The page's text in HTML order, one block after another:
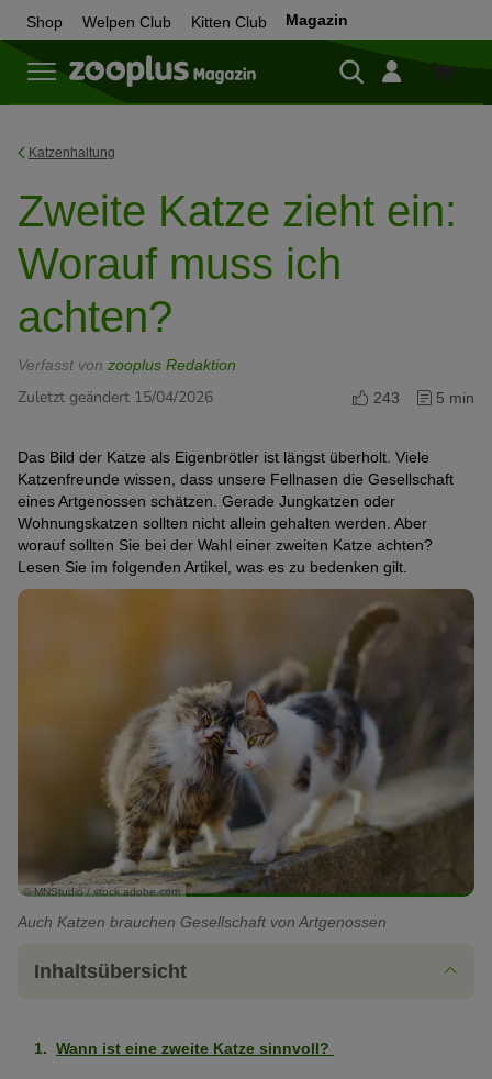
Shop Welpen Club Kitten Club Magazin
Zum
Katzenhaltung
Zweite Katze zieht ein:
Worauf muss ich
achten?
Verfasst von zooplus Redaktion
Zuletzt geändert 15/04/2026 243 5 min
Das Bild der Katze als Eigenbrötler ist längst überholt. Viele
Katzenfreunde wissen, dass unsere Fellnasen die Gesellschaft
eines Artgenossen schätzen. Gerade Jungkatzen oder
Wohnungskatzen sollten nicht allein gehalten werden. Aber
worauf sollten Sie bei der Wahl einer zweiten Katze achten?
Lesen Sie im folgenden Artikel, was es zu bedenken gilt.
© MNStudio / stock.adobe.com
Auch Katzen brauchen Gesellschaft von Artgenossen
Inhaltsübersicht
Wann ist eine zweite Katze sinnvoll?